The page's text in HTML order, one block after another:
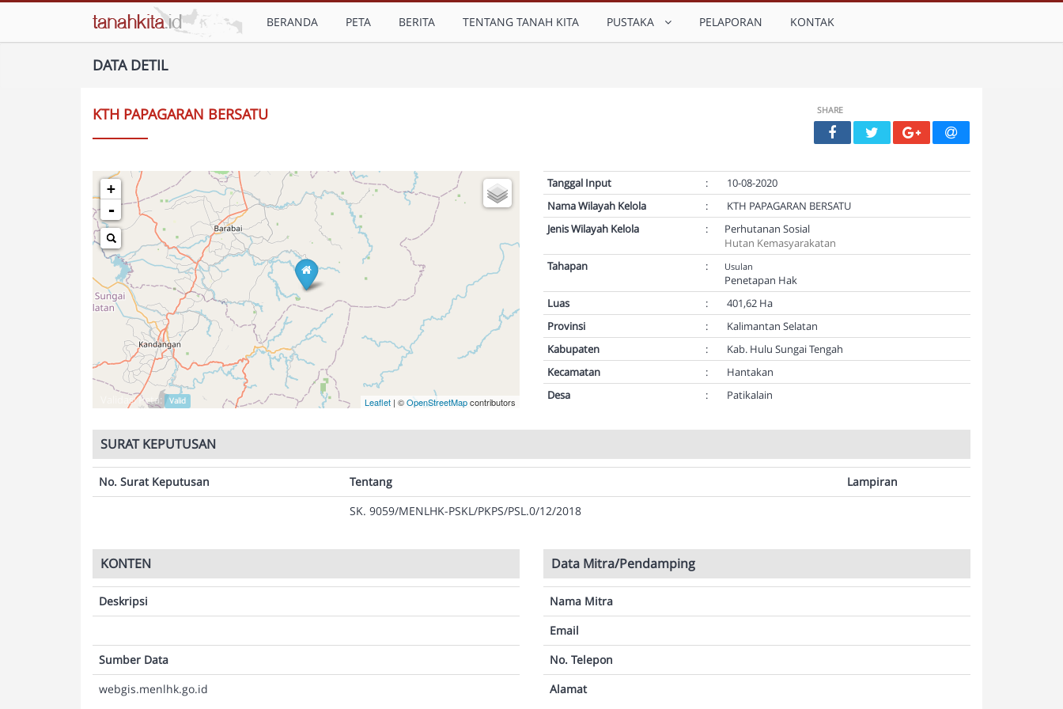
BERANDA PETA BERITA TENTANG TANAH KITA PUSTAKA PELAPORAN KONTAK
DATA DETIL
KTH PAPAGARAN BERSATU SHARE
+
-
Leaflet | ©OpenStreetMapcontributors
Validasi Peta: Valid
Tanggal Input :
10-08-2020
Nama Wilayah Kelola
:
KTH PAPAGARAN BERSATU
Jenis Wilayah Kelola
:
Perhutanan Sosial
Hutan Kemasyarakatan
Tahapan
: Usulan
Penetapan Hak
Luas
:
401,62 Ha
Provinsi
:
Kalimantan Selatan
Kabupaten
:
Kab. Hulu Sungai Tengah
Kecamatan
:
Hantakan
Desa
: Patikalain
SURAT KEPUTUSAN
No. Surat Keputusan Tentang
Lampiran
SK. 9059/MENLHK-PSKL/PKPS/PSL.0/12/2018
KONTEN
Deskripsi
Sumber Data
webgis.menlhk.go.id
Data Mitra/Pendamping
Nama Mitra
Email
No. Telepon
Alamat